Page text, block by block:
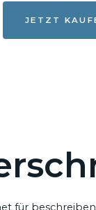
JETZT
für